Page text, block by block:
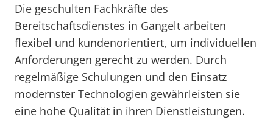
Die geschulten Fachkräfte des
Bereitschaftsdienstes in Gangelt arbeiten
flexibel und kundenorientiert, um individuellen
Anforderungen gerecht zu werden. Durch
regelmäßige Schulungen und den Einsatz
modernster Technologien gewährleisten sie
eine hohe Qualität in ihren Dienstleistungen.